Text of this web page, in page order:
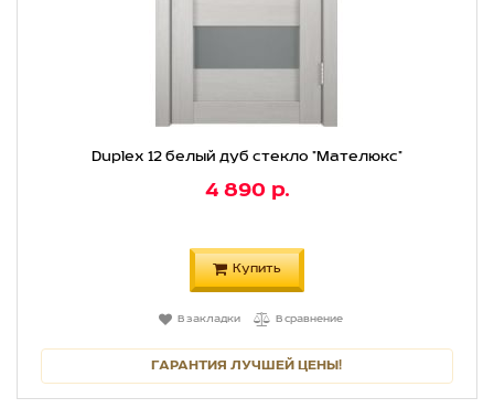
Duplex 12 белый дуб стекло "Мателюкс"
4 890 р.
Купить
В закладки В сравнение
ГАРАНТИЯ ЛУЧШЕЙ ЦЕНЫ!